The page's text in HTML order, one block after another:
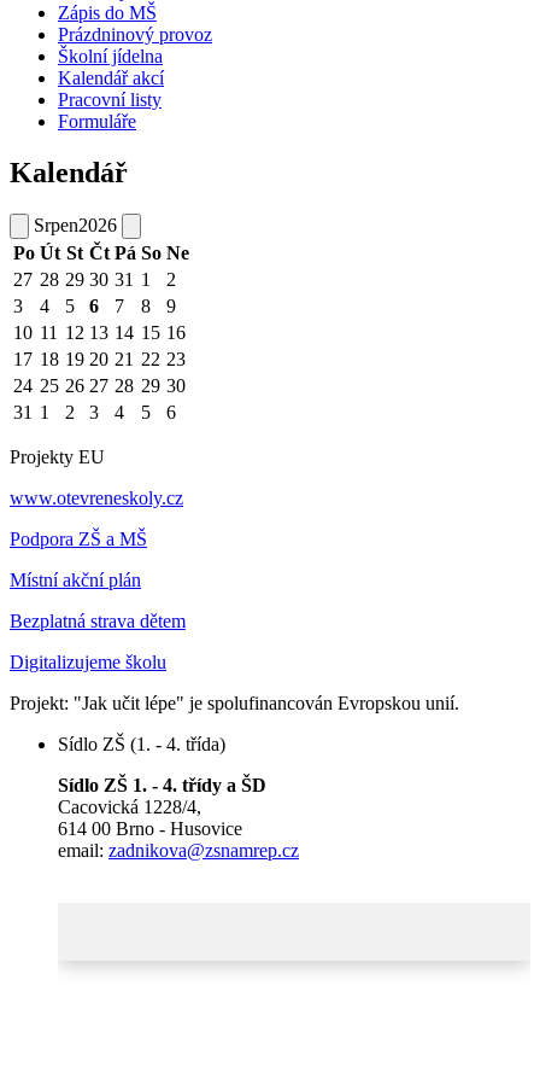
Zápis do MŠ
Prázdninový provoz
Školní jídelna
Kalendář akcí
Pracovní listy
Formuláře
Kalendář
Srpen2026
Po Út St Čt Pá So Ne
27 28 29 30 31 1
2
3
4 5 6 7 8
9
10 11 12 13 14 15 16
17 18 19 20 21 22 23
24 25 26 27 28 29 30
31 1 2 3 4 5 6
Projekty EU
www.otevreneskoly.cz
Podpora ZŠ a MŠ
Místní akční plán
Bezplatná strava dětem
Digitalizujeme školu
Projekt: "Jak učit lépe" je spolufinancován Evropskou unií.
Sídlo ZŠ (1. - 4. třída)
Sídlo ZŠ 1. - 4. třídy a ŠD
Cacovická 1228/4,
614 00 Brno - Husovice
email: zadnikova@zsnamrep.cz